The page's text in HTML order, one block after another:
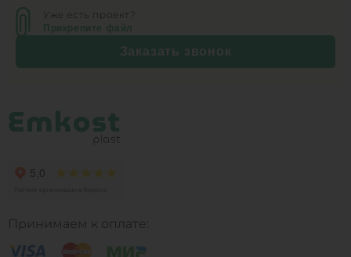
Уже есть проект?
Прикрепите файл
Заказать звонок
Принимаем к оплате: